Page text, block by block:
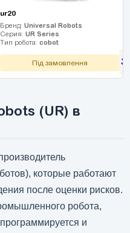
000грн
ur20
Бренд: Universal Robots
Серия: UR Series
Тип робота: cobot
Під замовлення 3
(UR) в
которые работают
после оценки рисков.
робота,
и